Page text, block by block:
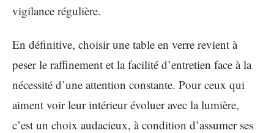
vigilance régulière.
En définitive, choisir une table en verre revient à
peser le raffinement et la facilité d’entretien face à la
nécessité d’une attention constante. Pour ceux qui
aiment voir leur intérieur évoluer avec la lumière,
c’est un choix audacieux, à condition d’assumer ses